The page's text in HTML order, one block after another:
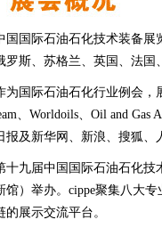
国国际石油石化技术装备展
罗斯、苏格兰、英国、法国
为国际石油石化行业例会，
、Worldoils、Oil and
报及新华网、新浪、搜狐、
十九届中国国际石油石化技
馆）举办。cippe聚集八大
的展示交流平台。